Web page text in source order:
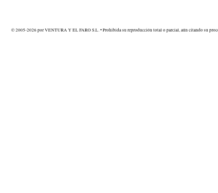
© 2005-2026 por VENTURA Y EL FARO S.L. • Prohibida su reproducción total o parcial, aún citando su